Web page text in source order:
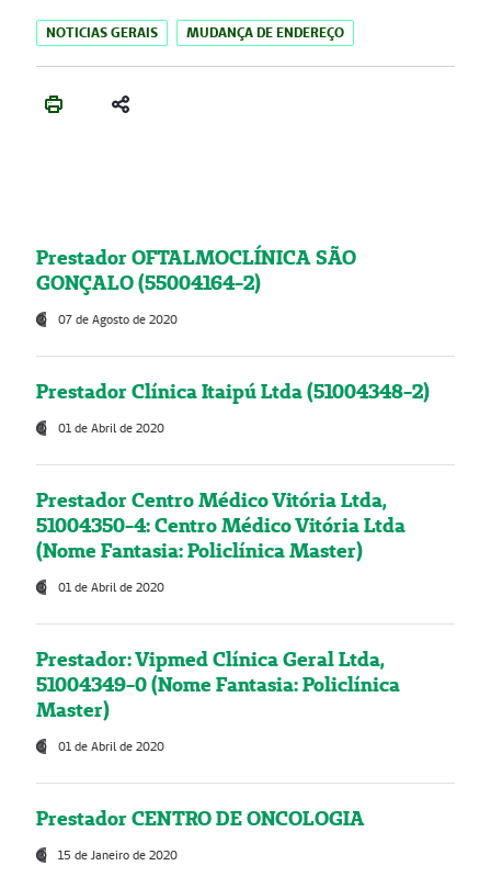
NOTICIAS GERAIS MUDANÇA DE ENDEREÇO
Prestador OFTALMOCLÍNICA SÃO
GONÇALO (55004164-2)
07 de Agosto de 2020
Prestador Clínica Itaipú Ltda (51004348-2)
01 de Abril de 2020
Prestador Centro Médico Vitória Ltda,
51004350-4: Centro Médico Vitória Ltda
(Nome Fantasia: Policlínica Master)
01 de Abril de 2020
Prestador: Vipmed Clínica Geral Ltda,
51004349-0 (Nome Fantasia: Policlínica
Master)
01 de Abril de 2020
Prestador CENTRO DE ONCOLOGIA
15 de Janeiro de 2020